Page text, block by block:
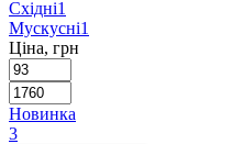
Східні1
Мускусні1
Ціна, грн
Новинка
3